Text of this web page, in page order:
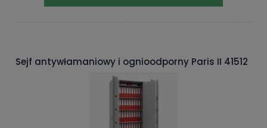
Sejf antywłamaniowy i ognioodporny Paris II 41512